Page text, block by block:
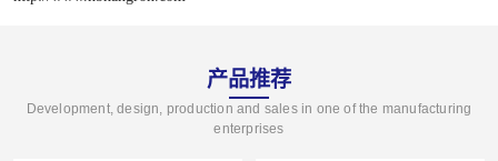
产品推荐
Development, design, production and sales in one of the manufacturing
enterprises